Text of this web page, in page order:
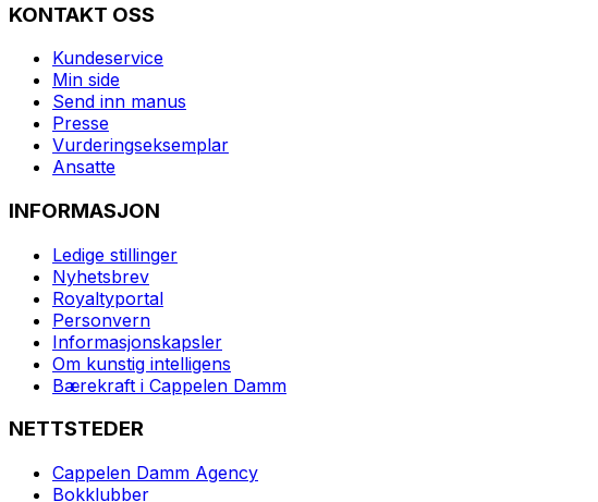
KONTAKT OSS
Kundeservice
Min side
Send inn manus
Presse
Vurderingseksemplar
Ansatte
INFORMASJON
Ledige stillinger
Nyhetsbrev
Royaltyportal
Personvern
Informasjonskapsler
Om kunstig intelligens
Bærekraft i Cappelen Damm
NETTSTEDER
Cappelen Damm Agency
Bokklubber